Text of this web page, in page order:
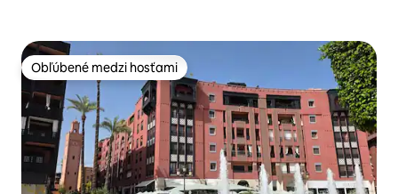
Obľúbené medzi hosťami
Obľúbené medzi hosťami